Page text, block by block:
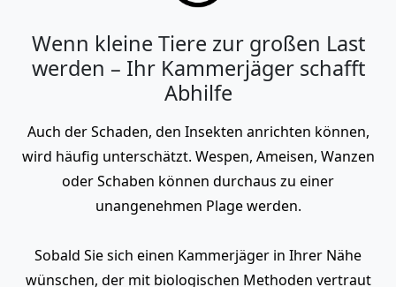
Wenn kleine Tiere zur großen Last
werden – Ihr Kammerjäger schafft
Abhilfe
Auch der Schaden, den Insekten anrichten können,
wird häufig unterschätzt. Wespen, Ameisen, Wanzen
oder Schaben können durchaus zu einer
unangenehmen Plage werden.
Sobald Sie sich einen Kammerjäger in Ihrer Nähe
wünschen, der mit biologischen Methoden vertraut